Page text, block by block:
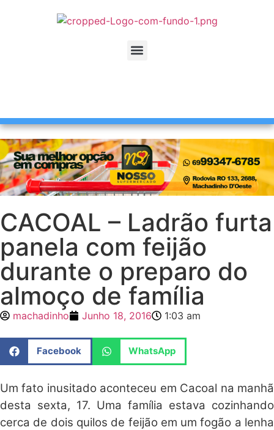
CACOAL – Ladrão furta
panela com feijão
durante o preparo do
almoço de família
machadinho Junho 18, 2016 1:03 am
Facebook WhatsApp
Um fato inusitado aconteceu em Cacoal na manhã
desta sexta, 17. Uma família estava cozinhando
cerca de dois quilos de feijão em um fogão a lenha